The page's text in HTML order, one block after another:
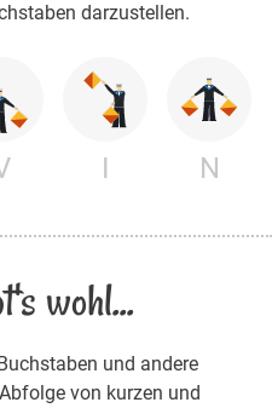
darzustellen.
I N
wohl...
und andere
von kurzen und